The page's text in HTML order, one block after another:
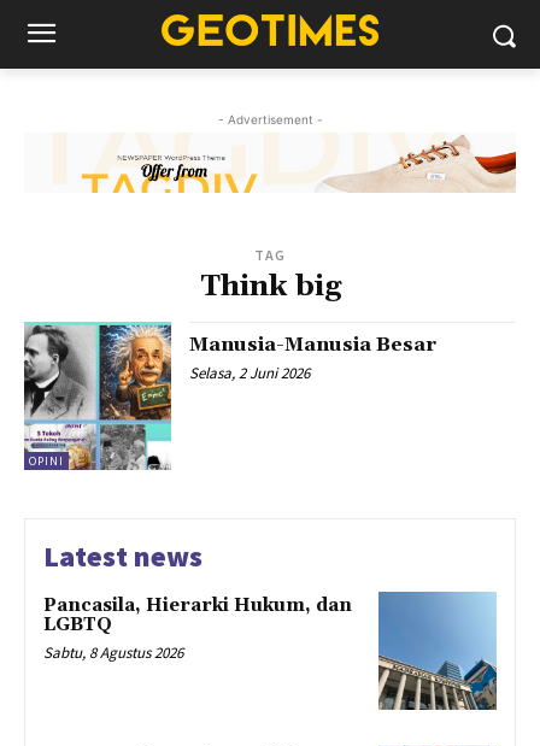
- Advertisement -
TAG
Think big
OPINI
Manusia-Manusia Besar
Selasa, 2 Juni 2026
Latest news
Pancasila, Hierarki Hukum, dan
LGBTQ
Sabtu, 8 Agustus 2026